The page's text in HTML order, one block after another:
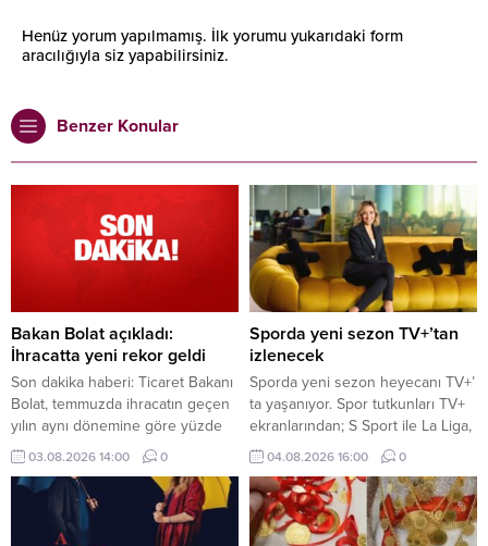
Henüz yorum yapılmamış. İlk yorumu yukarıdaki form
aracılığıyla siz yapabilirsiniz.
Benzer Konular
Bakan Bolat açıkladı:
İhracatta yeni rekor geldi
Son dakika haberi: Ticaret Bakanı
Bolat, temmuzda ihracatın geçen
yılın aynı dönemine göre yüzde
2,9 artarak 25,6 milyar dolara
ulaştığını ve en yüksek temmuz
ayı ihracatına imza atıldığını
03.08.2026 14:00 0
Sporda yeni sezon TV+’tan
izlenecek
Sporda yeni sezon heyecanı TV+’
ta yaşanıyor. Spor tutkunları TV+
ekranlarından; S Sport ile La Liga,
Serie A, NBA, EuroLeague, UFC
ve MotoGP, tabii Spor ile seçili
Şampiyonlar Ligi ve FA Cup
karşılaşmaları, Eurosport ile de
tenis ve bisiklet yayınları gibi
04.08.2026 16:00 0